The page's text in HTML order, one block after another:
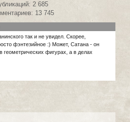
2 685
13 745
так и не увидел. Скорее,
фэнтезийное :) Может, Сатана - он
геометрических фигурах, а в делах